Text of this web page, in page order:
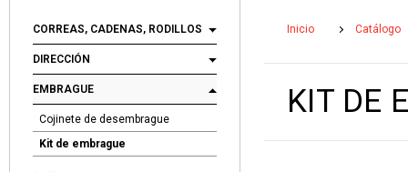
CORREAS, CADENAS, RODILLOS
DIRECCIÓN
EMBRAGUE
Cojinete de desembrague
Kit de embrague
Inicio Catálogo
KIT DE